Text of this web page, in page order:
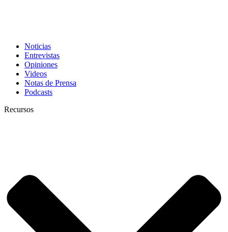
Noticias
Entrevistas
Opiniones
Videos
Notas de Prensa
Podcasts
Recursos